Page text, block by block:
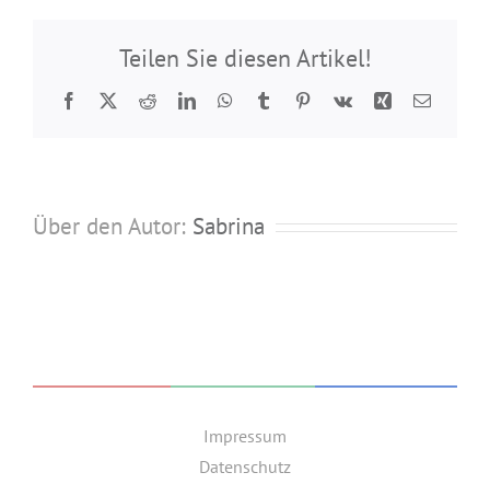
Teilen Sie diesen Artikel!
Facebook
TwitterRedditLinkedInWhatsApp
TumblrPinterest
Vk Xing E-
Über den Autor: Sabrina
Impressum
Datenschutz